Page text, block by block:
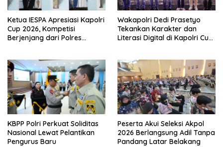
Ketua IESPA Apresiasi Kapolri
Cup 2026, Kompetisi
Berjenjang dari Polres
Wakapolri Dedi Prasetyo
Tekankan Karakter dan
Literasi Digital di Kapolri Cup
KBPP Polri Perkuat Soliditas
Nasional Lewat Pelantikan
Pengurus Baru
Peserta Akui Seleksi Akpol
2026 Berlangsung Adil Tanpa
Pandang Latar Belakang